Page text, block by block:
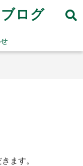
ログ
ます。